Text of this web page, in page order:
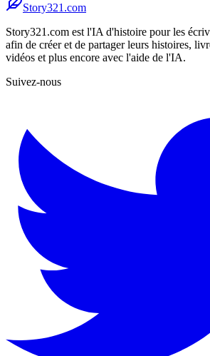
Story321.com
Story321.com est l'IA d'histoire pour les
afin de créer et de partager leurs histoires,
vidéos et plus encore avec l'aide de l'IA.
Suivez-nous